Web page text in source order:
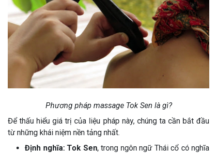
Phương pháp massage Tok Sen là gì?
Để thấu hiểu giá trị của liệu pháp này, chúng ta cần bắt đầu
từ những khái niệm nền tảng nhất.
Định nghĩa: Tok Sen, trong ngôn ngữ Thái cổ có nghĩa